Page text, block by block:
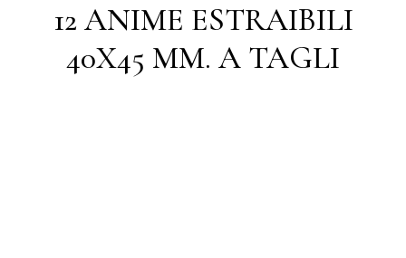
personalizzazioni
fiere
12 ANIME ESTRAIBILI
40X45 MM. A TAGLI